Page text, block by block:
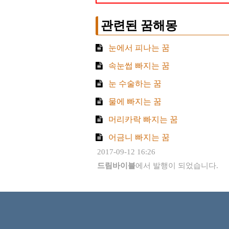
관련된 꿈해몽
눈에서 피나는 꿈
속눈썹 빠지는 꿈
눈 수술하는 꿈
물에 빠지는 꿈
머리카락 빠지는 꿈
어금니 빠지는 꿈
2017-09-12 16:26
드림바이블에서 발행이 되었습니다.